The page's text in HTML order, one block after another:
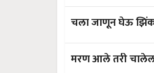
चला जाणून घेऊ
मरण आले तरी चालेल